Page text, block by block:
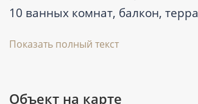
10 ванных комнат, балкон,
заявлена к сдаче в III квартале
Ключевые характеристики
Показать полный текст
Объект на карте